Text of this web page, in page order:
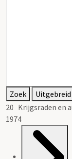
Zoek
20 Krijgsraden en
1974